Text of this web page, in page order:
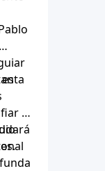
y